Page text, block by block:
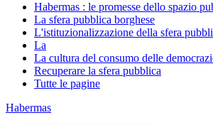
Habermas : le promesse dello spazio
La sfera pubblica borghese
L'istituzionalizzazione della sfera
La
La cultura del consumo delle
Recuperare la sfera pubblica
Tutte le pagine
Habermas